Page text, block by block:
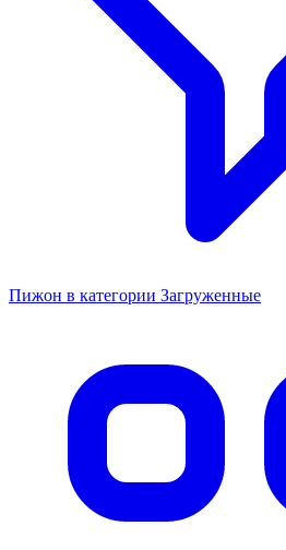
Пижон в категории Загруженные